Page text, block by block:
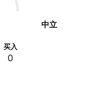
中立
买入
0